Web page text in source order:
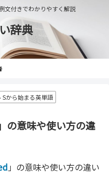
文付きでわかりやすく解説
辞典
Sから始まる英単語
の意味や使い方の違
」の意味や使い方の違い